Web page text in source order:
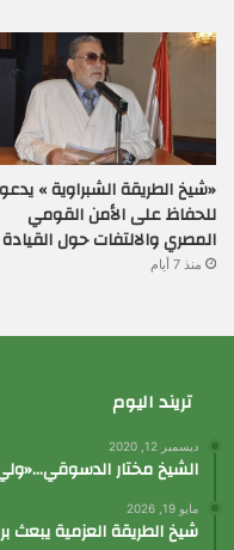
«شيخ الطريقة الشبراوية » يدعو
للحفاظ على الأمن القومي
المصري والالتفات حول القيادة
منذ 7 أيام
تريند اليوم
ديسمبر 12, 2020
الشيخ مختار
مايو 19, 2026
شيخ الطريقة العزمية يبعث